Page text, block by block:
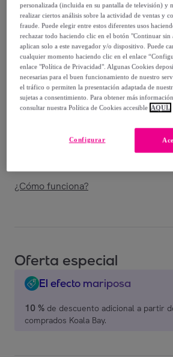
Vendido porKoala Bay
Entrega
Entrega desde2,95 €
y el12/08
¿Cómo funciona?
Oferta especial
El efecto mariposa
10 % de descuento adicional a partir
comprados Koala Bay.
personalizada (incluida en su pantalla de televisión) y
realizar ciertos análisis sobre la actividad de ventas y
fraude. Puede elegir entre estos diferentes usos
rechazar todo haciendo clic en el botón "Continuar sin
aplican solo a este navegador y/o dispositivo. Puede
cualquier momento haciendo clic en el enlace
enlace "Política de Privacidad". Algunas Cookies
necesarias para el buen funcionamiento de nuestro
el tráfico o permiten la presentación adaptada de
sujetas a consentimiento. Para obtener más
consultar nuestra Política de Cookies accesible AQUÍ.
Configurar